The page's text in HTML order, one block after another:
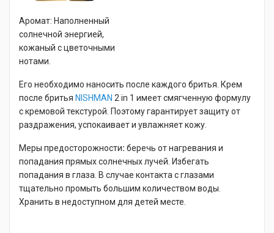
Аромат: Наполненный
солнечной энергией,
кожаный с цветочными
нотами.
Его необходимо наносить после каждого бритья. Крем
после бритья NISHMAN 2 in 1 имеет смягченную формулу
с кремовой текстурой. Поэтому гарантирует защиту от
раздражения, успокаивает и увлажняет кожу.
Меры предосторожности: беречь от нагревания и
попадания прямых солнечных лучей. Избегать
попадания в глаза. В случае контакта с глазами
тщательно промыть большим количеством воды.
Хранить в недоступном для детей месте.